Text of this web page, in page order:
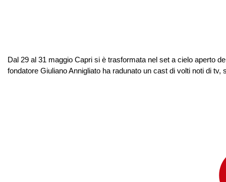
Dal 29 al 31 maggio Capri si è trasformata nel set a cielo aperto
fondatore Giuliano Annigliato ha radunato un cast di volti noti di